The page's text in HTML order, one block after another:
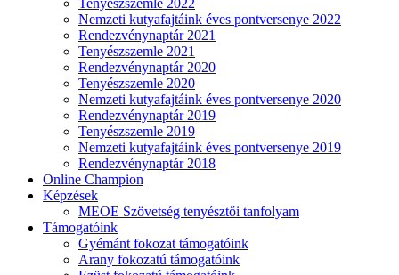
Tenyészszemle 2022
Nemzeti kutyafajtáink éves pontversenye 2022
Rendezvénynaptár 2021
Tenyészszemle 2021
Rendezvénynaptár 2020
Tenyészszemle 2020
Nemzeti kutyafajtáink éves pontversenye 2020
Rendezvénynaptár 2019
Tenyészszemle 2019
Nemzeti kutyafajtáink éves pontversenye 2019
Rendezvénynaptár 2018
Online Champion
Képzések
MEOE Szövetség tenyésztői tanfolyam
Támogatóink
Gyémánt fokozat támogatóink
Arany fokozatú támogatóink